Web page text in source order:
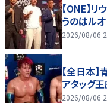
【ONE】
うのはル
2026/08/06
【全日本
アタッグ
2026/08/06